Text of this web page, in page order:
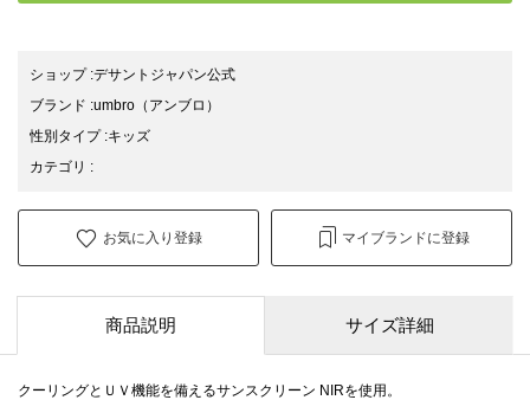
ショップ:デサントジャパン公式
ブランド :umbro （アンブロ）
性別タイプ:キッズ
カテゴリ :
お気に入り登録 マイブランドに登録
商品説明 サイズ詳細
クーリングとＵＶ機能を備えるサンスクリーン NIRを使用。